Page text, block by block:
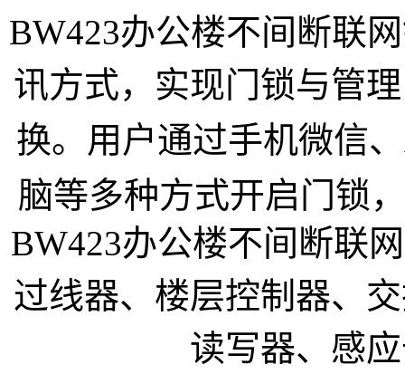
BW423办公楼不间断联
讯方式，实现门锁与管
换。 用户通过手机微信
脑等多种方式开启门锁
BW423办公楼不间断联
过线器、楼层控制器、
读写器、感